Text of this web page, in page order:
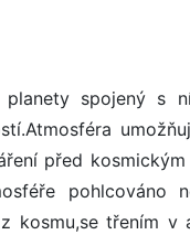
spojený s
před
pohlcováno
kosmu,se třením